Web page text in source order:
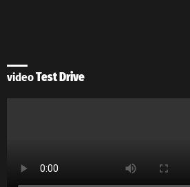
videoTest Drive